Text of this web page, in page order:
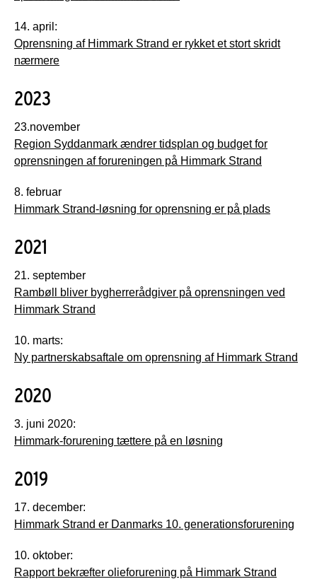
14. april:
Oprensning af Himmark Strand er rykket et stort skridt
nærmere
2023
23.november
Region Syddanmark ændrer tidsplan og budget for
oprensningen af forureningen på Himmark Strand
8. februar
Himmark Strand-løsning for oprensning er på plads
2021
21. september
Rambøll bliver bygherrerådgiver på oprensningen ved
Himmark Strand
10. marts:
Ny partnerskabsaftale om oprensning af Himmark Strand
2020
3. juni 2020:
Himmark-forurening tættere på en løsning
2019
17. december:
Himmark Strand er Danmarks 10. generationsforurening
10. oktober:
Rapport bekræfter olieforurening på Himmark Strand